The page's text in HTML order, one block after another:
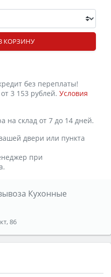
КОРЗИНУ
без переплаты!
3 153 рублей. Условия
на склад от 7 до 14 дней.
двери или пункта
при
Кухонные
86